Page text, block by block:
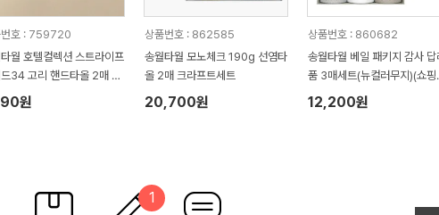
번호 : 759720
월 호텔컬렉션 스트라이프
34 고리 핸드타올 2매 크
세트
원
상품번호 : 862585
송월타월 모노체크 190g 선염타
올 2매 크라프트세트
20,700원
상품번호 : 860682
송월타월 베일 패키지 감사 답
품 3매세트(뉴컬러무지)(쇼핑
증정)
12,200원
1